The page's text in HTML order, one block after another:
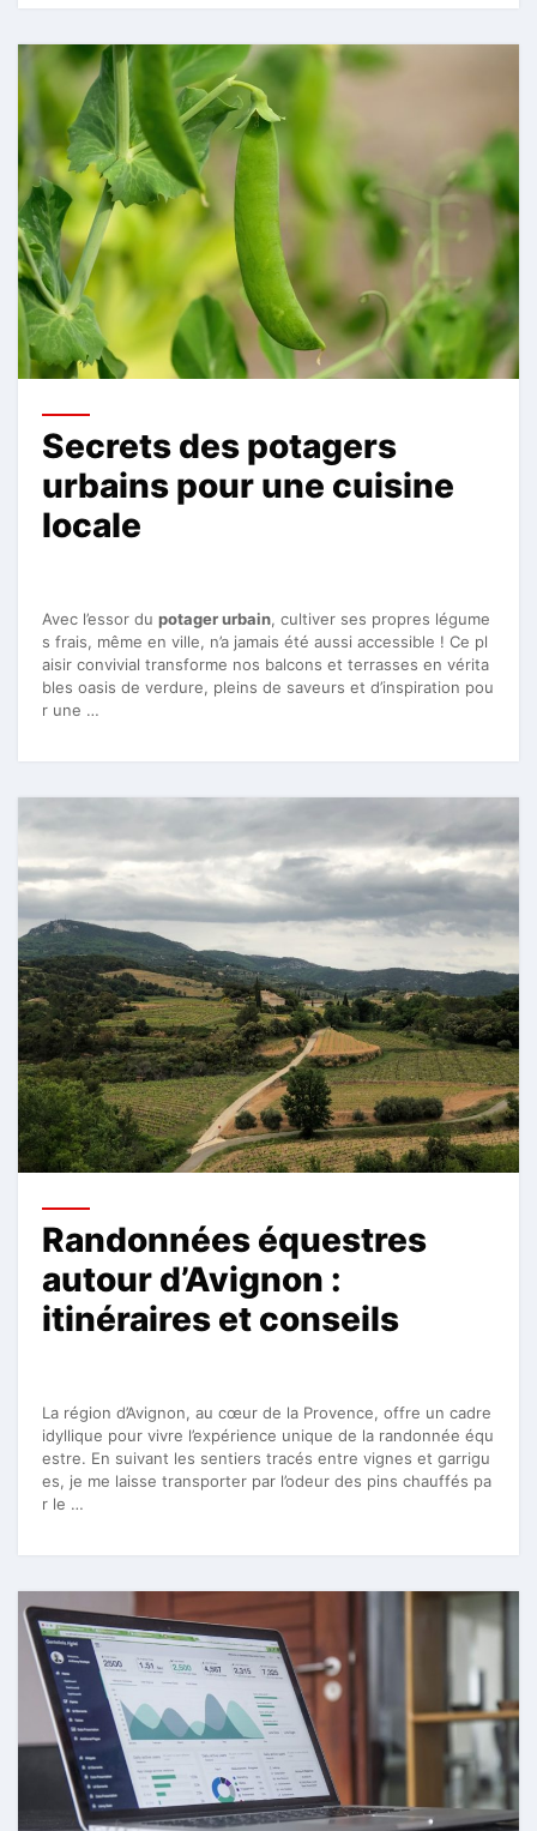
Secrets des potagers
urbains pour une cuisine
locale
Avec l’essor du potager urbain, cultiver ses propres légume
s frais, même en ville, n’a jamais été aussi accessible ! Ce pl
aisir convivial transforme nos balcons et terrasses en vérita
bles oasis de verdure, pleins de saveurs et d’inspiration pou
r une …
Randonnées équestres
autour d’Avignon :
itinéraires et conseils
La région d’Avignon, au cœur de la Provence, offre un cadre
idyllique pour vivre l’expérience unique de la randonnée équ
estre. En suivant les sentiers tracés entre vignes et garrigu
es, je me laisse transporter par l’odeur des pins chauffés pa
r le …